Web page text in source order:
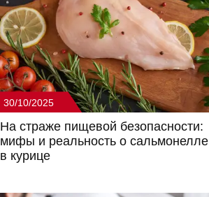
30/10/2025
На страже пищевой безопасности:
мифы и реальность о сальмонелле
в курице